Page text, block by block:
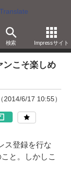
Translate
検索 Impressサイト
ンこそ楽しめ
（2014/6/17 10:55）
ス登録を行な
と。しかしこ